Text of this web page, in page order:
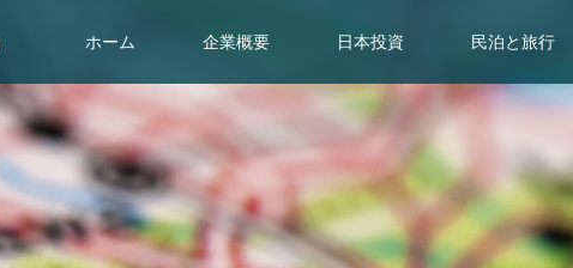
ホーム 企業概要 日本投資 民泊と旅行